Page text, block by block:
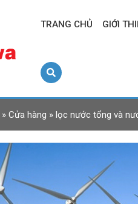
TRANG CHỦ GIỚI
» Cửa hàng » lọc nước tổng và